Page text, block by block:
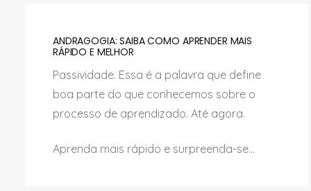
ANDRAGOGIA: SAIBA COMO APRENDER MAIS
RÁPIDO E MELHOR
Passividade. Essa é a palavra que define
boa parte do que conhecemos sobre o
processo de aprendizado. Até agora.
Aprenda mais rápido e surpreenda-se...